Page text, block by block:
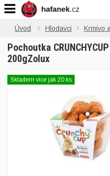
Úvod Hlodavci Krmivo
Pochoutka
200gZolux
Skladem více jak 20 ks